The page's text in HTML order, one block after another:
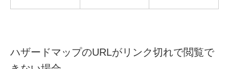
ハザードマップのURLがリンク切れで閲覧で